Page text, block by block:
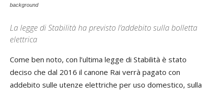
background
La legge di Stabilità ha previsto l’addebito sulla bolletta
elettrica
Come ben noto, con l’ultima legge di Stabilità è stato
deciso che dal 2016 il canone Rai verrà pagato con
addebito sulle utenze elettriche per uso domestico, sulla